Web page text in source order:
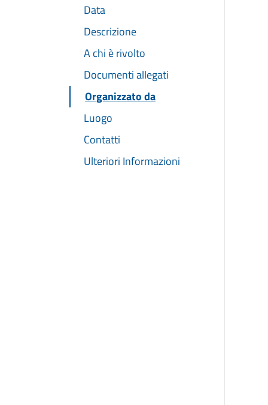
Data
Descrizione
A chi è rivolto
Documenti allegati
Organizzato da
Luogo
Contatti
Ulteriori Informazioni